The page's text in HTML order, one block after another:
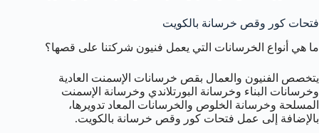
فتحات كور وقص خرسانة بالكويت
ما هي أنواع الخرسانات التي يعمل فنيون شركتنا على قصها؟
يتخصص الفنيون والعمال بقص خرسانات الإسمنت العادية
وخرسانات البناء وخرسانة البورتلاندي وخرسانة الإسمنت
المسلحة وخرسانة الخلوص والخرسانات المعاد تدويرها،
بالإضافة إلى عمل فتحات كور وقص خرسانة بالكويت.